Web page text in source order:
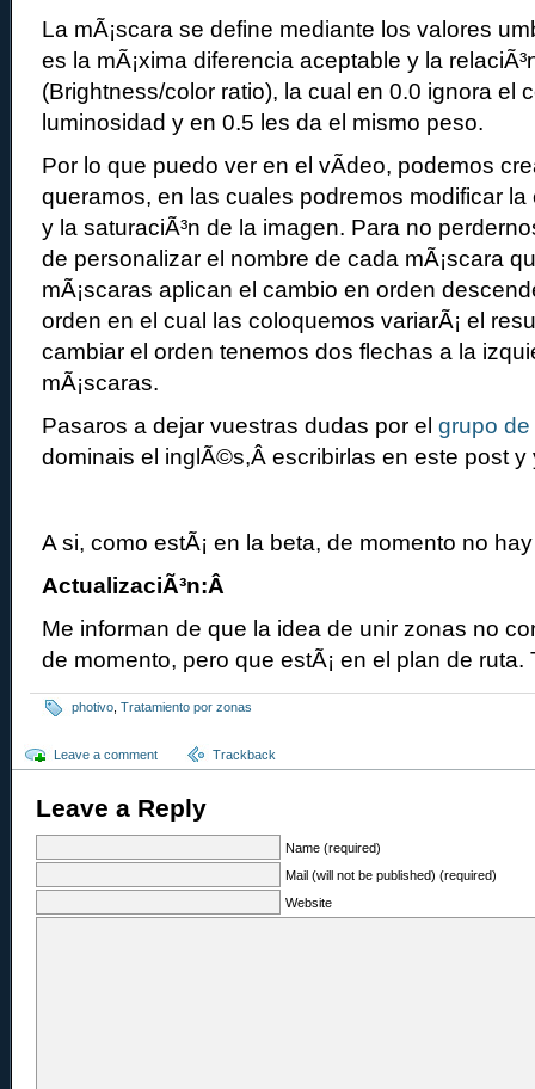
La mÃ¡scara se define mediante los valores
es la mÃ¡xima diferencia aceptable y la
(Brightness/color ratio), la cual en 0.0 ignora el
luminosidad y en 0.5 les da el mismo peso.
Por lo que puedo ver en el vÃ­deo, podemos
queramos, en las cuales podremos modificar
y la saturaciÃ³n de la imagen. Para no
de personalizar el nombre de cada mÃ¡scara
mÃ¡scaras aplican el cambio en orden
orden en el cual las coloquemos variarÃ¡ el
cambiar el orden tenemos dos flechas a la
mÃ¡scaras.
Pasaros a dejar vuestras dudas por el grupo
dominais el inglÃ©s,Â escribirlas en este post
A si, como estÃ¡ en la beta, de momento no
ActualizaciÃ³n:Â
Me informan de que la idea de unir zonas no
de momento, pero que estÃ¡ en el plan de ruta.
photivo Tratamiento por zonas
Leave a comment Trackback
Leave a Reply
Name (required)
Mail (will not be published) (required)
Website